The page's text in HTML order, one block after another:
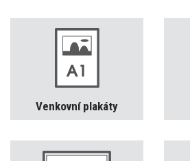
Venkovní plakáty